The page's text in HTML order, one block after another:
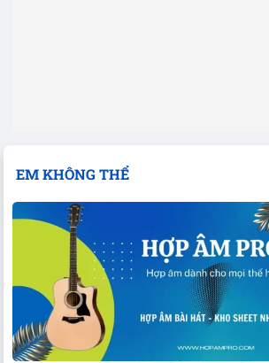
EM KHÔNG THỂ